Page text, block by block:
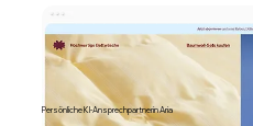
Persönliche KI-Ansprechpartnerin Aria